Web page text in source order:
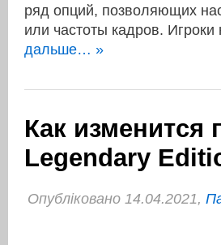
ряд опций, позволяющих
или частоты кадров.
дальше… »
Как изменится
Legendary
Опубліковано 14.04.2021,